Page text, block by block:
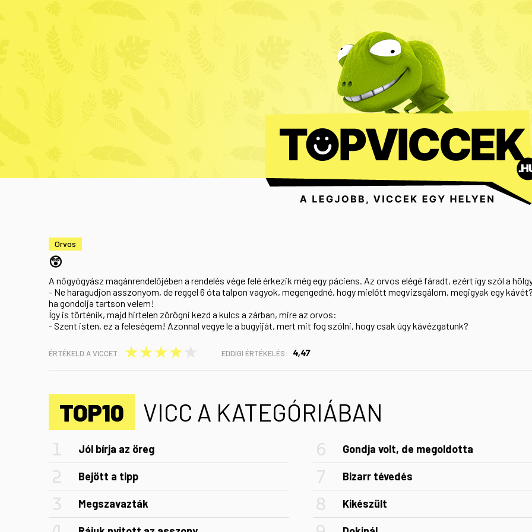
Orvos
😲
A nőgyógyász magánrendelőjében a rendelés vége felé érkezik még egy páciens. Az orvos elégé fáradt, ezért így szól a
- Ne haragudjon asszonyom, de reggel 6 óta talpon vagyok, megengedné, hogy mielőtt megvizsgálom, megigyak egy
ha gondolja tartson velem!
Így is történik, majd hirtelen zörögni kezd a kulcs a zárban, mire az orvos:
- Szent isten, ez a feleségem! Azonnal vegye le a bugyiját, mert mit fog szólni, hogy csak úgy kávézgatunk?
ÉRTÉKELD A VICCET: ★
★
★
★ EDDIGI ÉRTÉKELÉS: 4,47
TOP10 VICC A KATEGÓRIÁBAN
Jól bírja az öreg
Bejött a tipp
Megszavazták
Gondja volt, de megoldotta
Bizarr tévedés
Kikészült